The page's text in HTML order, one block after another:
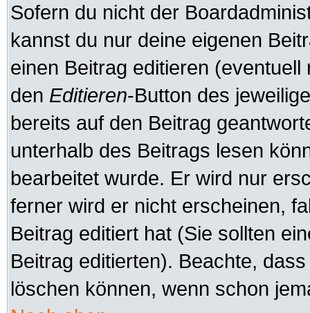
Sofern du nicht der
kannst du nur deine eigenen
einen Beitrag editieren
den Editieren-Button des
bereits auf den Beitrag
unterhalb des Beitrags lesen
bearbeitet wurde. Er wird nur
ferner wird er nicht erscheinen,
Beitrag editiert hat (Sie sollten
Beitrag editierten). Beachte,
löschen können, wenn schon